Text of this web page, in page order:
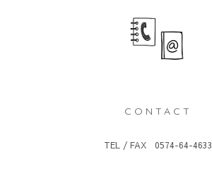
CONTACT
TEL / FAX 0574-64-4633